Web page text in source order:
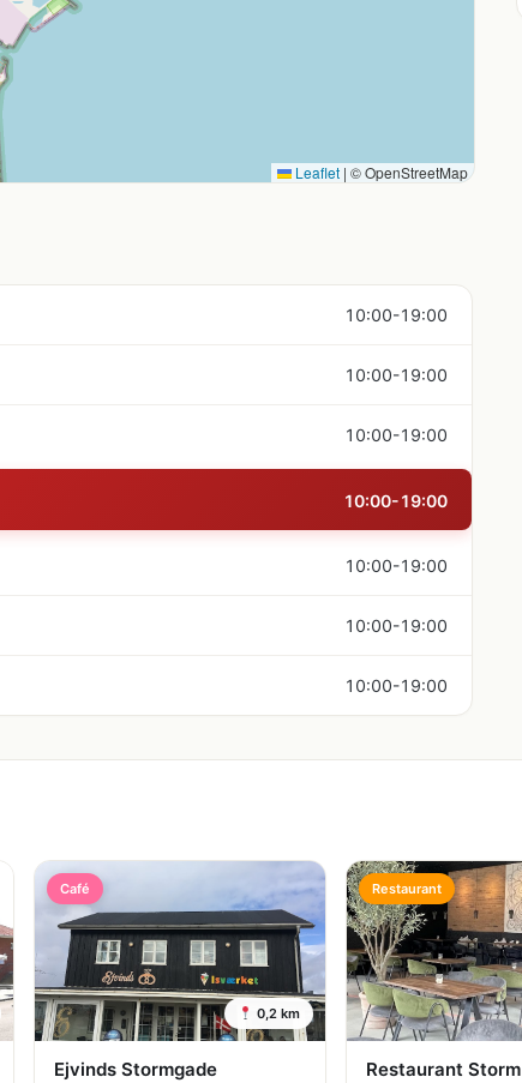
Leaflet | © OpenStreetMap
10:00-19:00
10:00-19:00
10:00-19:00
10:00-19:00
10:00-19:00
10:00-19:00
10:00-19:00
Café
0,2 km
Ejvinds Stormgade
Restaurant
Restaurant Storm